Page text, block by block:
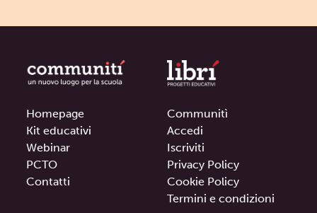
Homepage
Kit educativi
Webinar
PCTO
Contatti
Communitì
Accedi
Iscriviti
Privacy Policy
Cookie Policy
Termini e condizioni